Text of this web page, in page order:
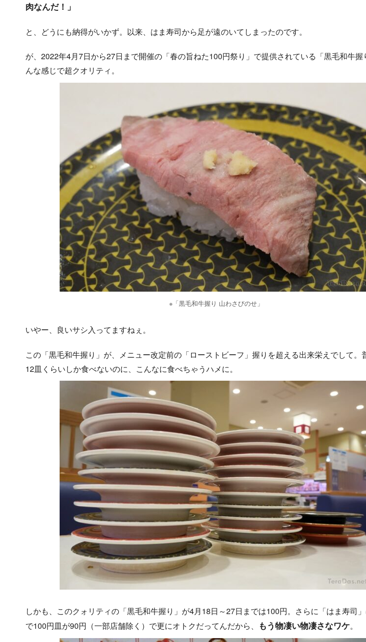
肉なんだ！」
と、どうにも納得がいかず。以来、はま寿司から足が遠のいてしまったのです。
が、2022年4月7日から27日まで開催の「春の旨ねた100円祭り」で提供されている「黒毛和牛握
んな感じで超クオリティ。
※「黒毛和牛握り 山わさびのせ」
いやー、良いサシ入ってますねぇ。
この「黒毛和牛握り」が、メニュー改定前の「ローストビーフ」握りを超える出来栄えでして。
12皿くらいしか食べないのに、こんなに食べちゃうハメに。
しかも、このクォリティの「黒毛和牛握り」が4月18日～27日までは100円。さらに「はま寿司
で100円皿が90円（一部店舗除く）で更にオトクだってんだから、
もう物凄い物凄さなワケ。